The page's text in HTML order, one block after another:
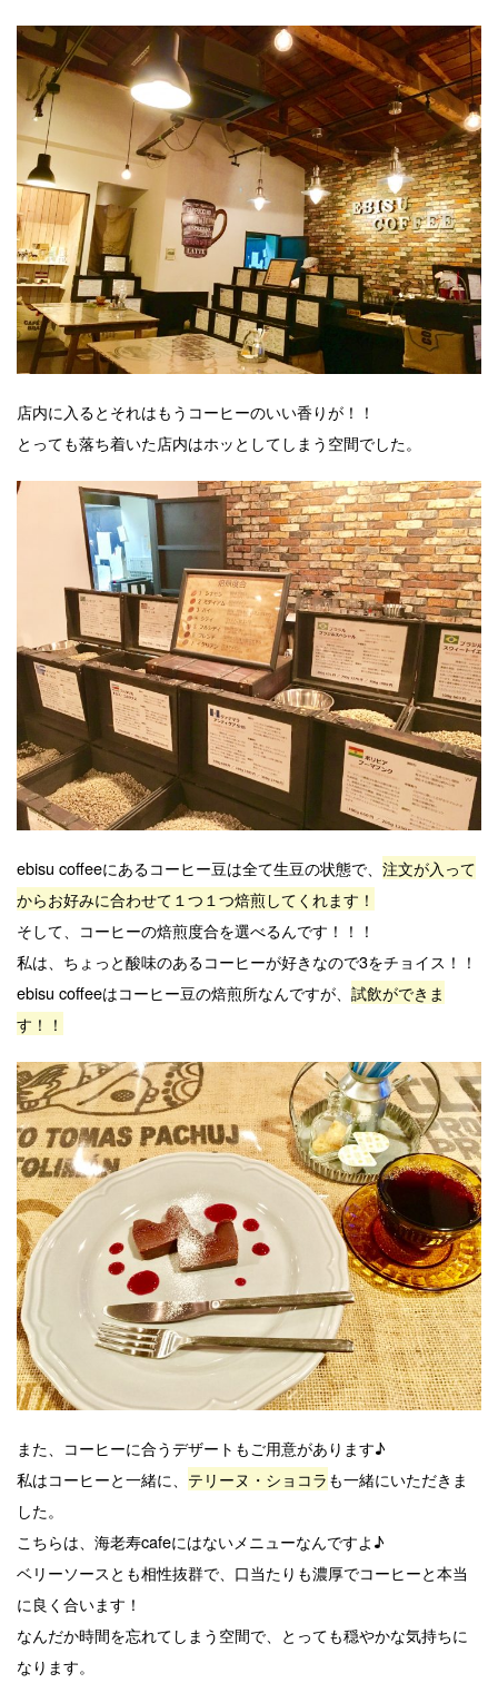
店内に入るとそれはもうコーヒーのいい香りが！！
とっても落ち着いた店内はホッとしてしまう空間でした。
ebisu coffeeにあるコーヒー豆は全て生豆の状態で、 注文が入って
からお好みに合わせて１つ１つ焙煎してくれます！
そして、コーヒーの焙煎度合を選べるんです！！！
私は、ちょっと酸味のあるコーヒーが好きなので3をチョイス！！
ebisu coffeeはコーヒー豆の焙煎所なんですが、 試飲ができま
す！！
また、コーヒーに合うデザートもご用意があります♪
私はコーヒーと一緒に、 テリーヌ・ショコラも一緒にいただきま
した。
こちらは、海老寿cafeにはないメニューなんですよ♪
ベリーソースとも相性抜群で、口当たりも濃厚でコーヒーと本当
に良く合います！
なんだか時間を忘れてしまう空間で、とっても穏やかな気持ちに
なります。